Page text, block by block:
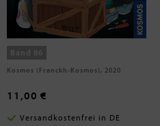
Sol, Mira
Die drei !!!, Rätselhafter Raub
Band 86
Kosmos (Franckh-Kosmos), 2020
11,00 €
Versandkostenfrei in DE